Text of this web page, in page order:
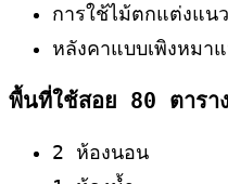
การใช้ไม้ตกแต่งแ
หลังคาแบบเพิงหม
พื้นที่ใช้สอย 80 ตารา
2 ห้องนอน